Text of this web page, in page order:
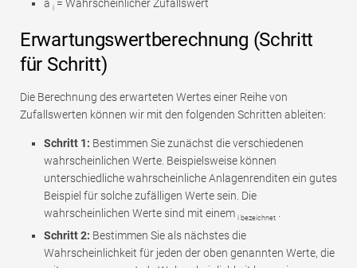
a i = Wahrscheinlicher Zufallswert
Erwartungswertberechnung (Schritt
für Schritt)
Die Berechnung des erwarteten Wertes einer Reihe von
Zufallswerten können wir mit den folgenden Schritten ableiten:
Schritt 1: Bestimmen Sie zunächst die verschiedenen
wahrscheinlichen Werte. Beispielsweise können
unterschiedliche wahrscheinliche Anlagenrenditen ein gutes
Beispiel für solche zufälligen Werte sein. Die
wahrscheinlichen Werte sind mit einem i bezeichnet .
Schritt 2: Bestimmen Sie als nächstes die
Wahrscheinlichkeit für jeden der oben genannten Werte, die